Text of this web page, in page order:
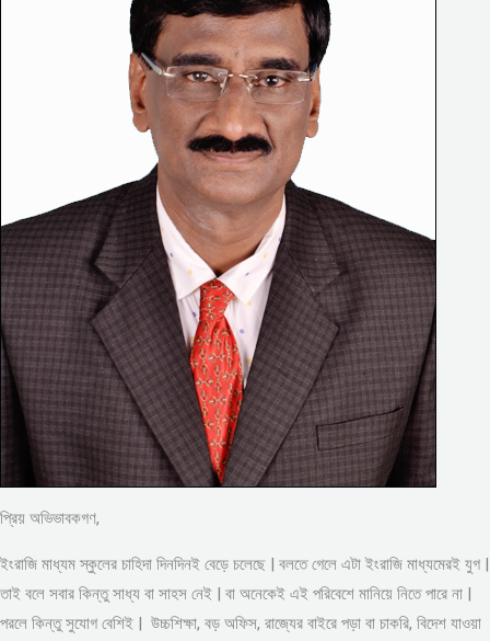
প্রিয় অভিভাবকগণ,
ইংরাজি মাধ্যম স্কুলের চাহিদা দিনদিনই বেড়ে চলেছে | বলতে গেলে এটা ইংরাজি মাধ্যমেরই যুগ |
তাই বলে সবার কিন্তু সাধ্য বা সাহস নেই | বা অনেকেই এই পরিবেশে মানিয়ে নিতে পারে না |
পরলে কিন্তু সুযোগ বেশিই | উচ্চশিক্ষা, বড় অফিস, রাজ্যের বাইরে পড়া বা চাকরি, বিদেশ যাওয়া